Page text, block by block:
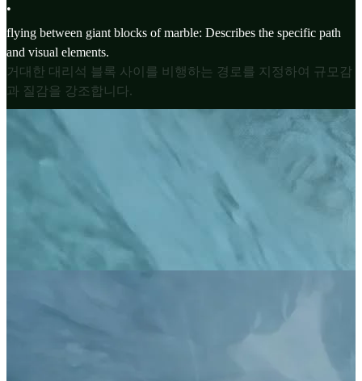
•
flying between giant blocks of marble: Describes the specific path
and visual elements.
거대한 대리석 블록 사이를 비행하는 경로를 지정하여 규모감
과 질감을 강조합니다.